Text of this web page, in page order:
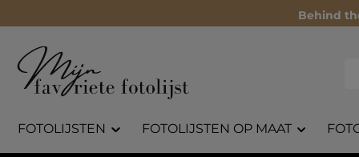
Behind
FOTOLIJSTEN FOTOLIJSTEN OP MAAT